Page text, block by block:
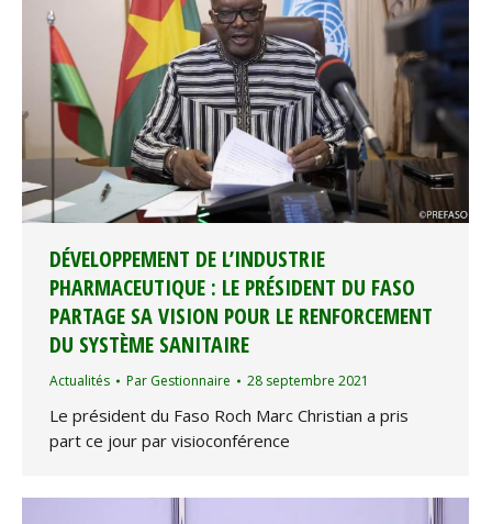
DÉVELOPPEMENT DE L’INDUSTRIE
PHARMACEUTIQUE : LE PRÉSIDENT DU FASO
PARTAGE SA VISION POUR LE RENFORCEMENT
DU SYSTÈME SANITAIRE
Actualités Par Gestionnaire 28 septembre 2021
Le président du Faso Roch Marc Christian a pris
part ce jour par visioconférence